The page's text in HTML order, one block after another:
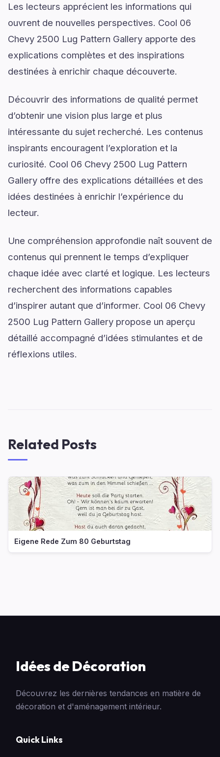
Les lecteurs apprécient les informations qui
ouvrent de nouvelles perspectives. Cool 06
Chevy 2500 Lug Pattern Gallery apporte des
explications complètes et des inspirations
destinées à enrichir chaque découverte.
Découvrir des informations de qualité permet
d’obtenir une vision plus large et plus
intéressante du sujet recherché. Les contenus
inspirants encouragent l’exploration et la
curiosité. Cool 06 Chevy 2500 Lug Pattern
Gallery offre des explications détaillées et des
idées destinées à enrichir l’expérience du
lecteur.
Une compréhension approfondie naît souvent de
contenus qui prennent le temps d’expliquer
chaque idée avec clarté et logique. Les lecteurs
recherchent des informations capables
d’inspirer autant que d’informer. Cool 06 Chevy
2500 Lug Pattern Gallery propose un aperçu
détaillé accompagné d’idées stimulantes et de
réflexions utiles.
Related Posts
Eigene Rede Zum 80 Geburtstag
Idées de Décoration
Découvrez les dernières tendances en matière de
décoration et d'aménagement intérieur.
Quick Links